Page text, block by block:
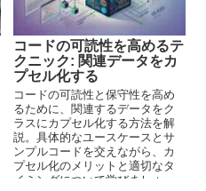
コードの可読性を高めるテ
クニック: 関連データをカ
プセル化する
コードの可読性と保守性を高め
るために、関連するデータをク
ラスにカプセル化する方法を解
説。具体的なユースケースとサ
ンプルコードを交えながら、カ
プセル化のメリットと適切なタ
イミングについて学びましょ